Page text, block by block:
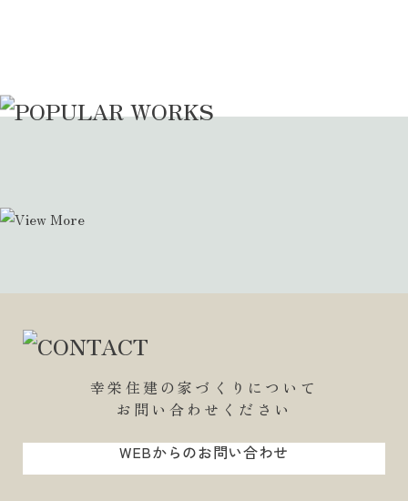
幸栄住建の家づくりについて
お問い合わせください
WEBからのお問い合わせ